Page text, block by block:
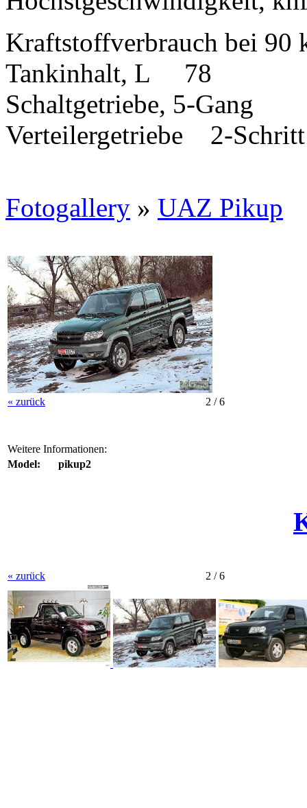
Kraftstoffverbrauch bei
Tankinhalt, L 78
Schaltgetriebe, 5-Gang
Verteilergetriebe 2-Schritt
Fotogallery » UAZ Pikup
« zurück 2 / 6
Weitere Informationen:
Model:
pikup2
« zurück 2 / 6